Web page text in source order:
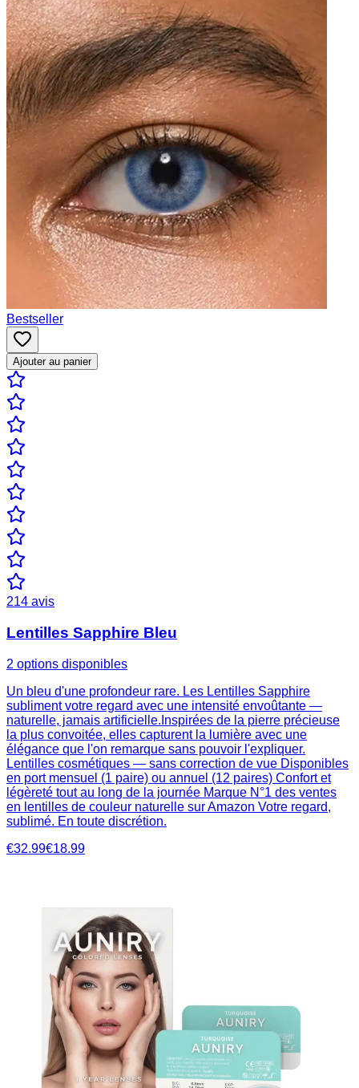
Bestseller
Ajouter au panier
214 avis
Lentilles Sapphire Bleu
2 options disponibles
Un bleu d'une profondeur rare. Les Lentilles Sapphire
subliment votre regard avec une intensité envoûtante —
naturelle, jamais artificielle.Inspirées de la pierre précieuse
la plus convoitée, elles capturent la lumière avec une
élégance que l'on remarque sans pouvoir l'expliquer.
Lentilles cosmétiques — sans correction de vue Disponibles
en port mensuel (1 paire) ou annuel (12 paires) Confort et
légèreté tout au long de la journée Marque N°1 des ventes
en lentilles de couleur naturelle sur Amazon Votre regard,
sublimé. En toute discrétion.
€32.99€18.99